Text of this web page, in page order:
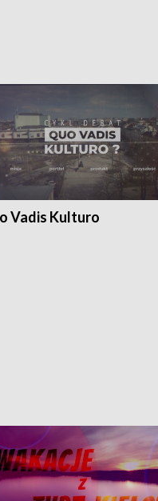
Vadis Kulturo